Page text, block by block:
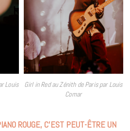
Louis
Girl in Red au Zénith de Paris par Louis
Comar
ROUGE, C’EST PEUT-ÊTRE UN